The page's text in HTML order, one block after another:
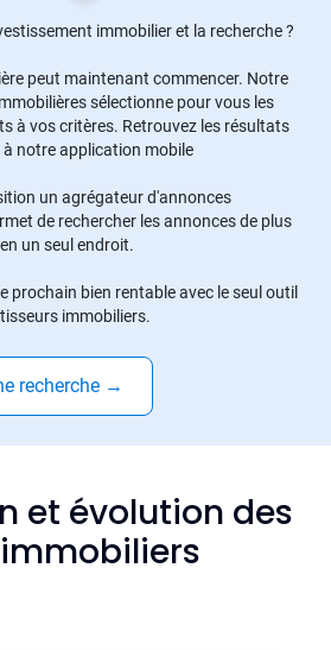
immobilier et la recherche ?
peut maintenant commencer. Notre
sélectionne pour vous les
à vos critères. Retrouvez les résultats
notre application mobile
un agrégateur d'annonces
de rechercher les annonces de plus
un seul endroit.
prochain bien rentable avec le seul outil
immobiliers.
recherche →
et évolution des